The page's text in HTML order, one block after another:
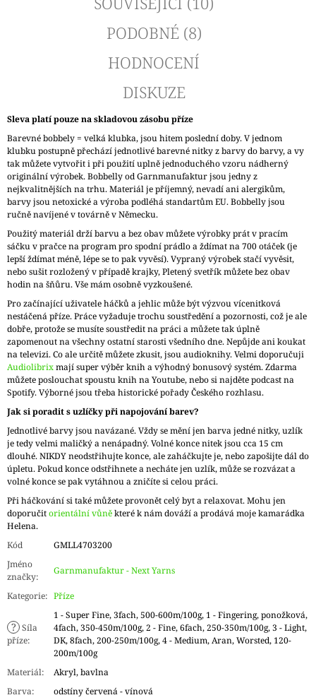
PODOBNÉ (8)
HODNOCENÍ
DISKUZE
Sleva platí pouze na skladovou zásobu příze
Barevné bobbely = velká klubka, jsou hitem poslední doby. V jednom
klubku postupně přechází jednotlivé barevné nitky z barvy do barvy, a vy
tak můžete vytvořit i při použití uplně jednoduchého vzoru nádherný
originální výrobek. Bobbelly od Garnmanufaktur jsou jedny z
nejkvalitnějších na trhu. Materiál je příjemný, nevadí ani alergikům,
barvy jsou netoxické a výroba podléhá standartům EU. Bobbelly jsou
ručně navíjené v továrně v Německu.
Použitý materiál drží barvu a bez obav můžete výrobky prát v pracím
sáčku v pračce na program pro spodní prádlo a ždímat na 700 otáček (je
lepší ždímat méně, lépe se to pak vyvěsí). Vypraný výrobek stačí vyvěsit,
nebo sušit rozložený v případě krajky, Pletený svetřík můžete bez obav
hodin na šňůru. Vše mám osobně vyzkoušené.
Pro začínající uživatele háčků a jehlic může být výzvou vícenitková
nestáčená příze. Práce vyžaduje trochu soustředění a pozornosti, což je ale
dobře, protože se musíte soustředit na práci a můžete tak úplně
zapomenout na všechny ostatní starosti všedního dne. Nepůjde ani koukat
na televizi. Co ale určitě můžete zkusit, jsou audioknihy. Velmi doporučuji
Audiolibrixmají super výběr knih a výhodný bonusový systém. Zdarma
můžete poslouchat spoustu knih na Youtube, nebo si najděte podcast na
Spotify. Výborné jsou třeba historické pořady Českého rozhlasu.
Jak si poradit s uzlíčky při napojování barev?
Jednotlivé barvy jsou navázané. Vždy se mění jen barva jedné nitky, uzlík
je tedy velmi maličký a nenápadný. Volné konce nitek jsou cca 15 cm
dlouhé. NIKDY neodstřihujte konce, ale zaháčkujte je, nebo zapošijte dál do
úpletu. Pokud konce odstřihnete a necháte jen uzlík, může se rozvázat a
volné konce se pak vytáhnou a zničíte si celou práci.
Při háčkování si také můžete provonět celý byt a relaxovat. Mohu jen
doporučitorientální vůněkteré k nám dováží a prodává moje kamarádka
Helena.
Kód
GMLL4703200
Jméno
značky:
Garnmanufaktur - Next Yarns
Kategorie: Příze
? Síla
příze:
1 - Super Fine, 3fach, 500-600m/100g, 1 - Fingering, ponožková,
4fach, 350-450m/100g, 2 - Fine, 6fach, 250-350m/100g, 3 - Light,
DK, 8fach, 200-250m/100g, 4 - Medium, Aran, Worsted, 120-
200m/100g
Materiál:
Akryl, bavlna
Barva:
odstíny červená - vínová